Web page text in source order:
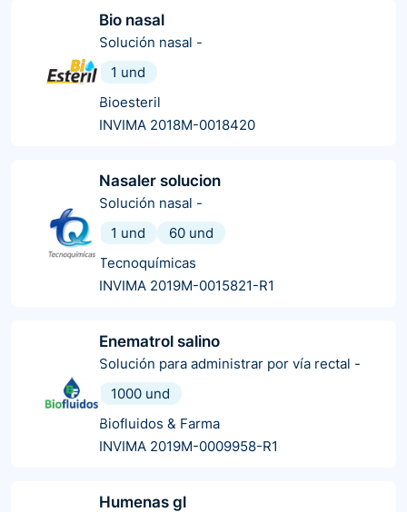
Bio nasal
Solución nasal -
1 und
Bioesteril
INVIMA 2018M-0018420
Nasaler solucion
Solución nasal -
1 und
60 und
Tecnoquímicas
INVIMA 2019M-0015821-R1
Enematrol salino
Solución para administrar por vía rectal -
1000 und
Biofluidos & Farma
INVIMA 2019M-0009958-R1
Humenas gl